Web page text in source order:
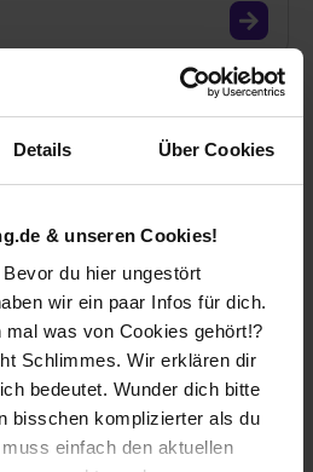
Details Über Cookies
& unseren Cookies!
du hier ungestört
wir ein paar Infos für dich.
was von Cookies gehört!?
Schlimmes. Wir erklären dir
bedeutet. Wunder dich bitte
bisschen komplizierter als du
einfach den aktuellen
automatisch
schon, dass...
halben Jahrhundert ausbildet.
und Mitarbeiter haben ihre